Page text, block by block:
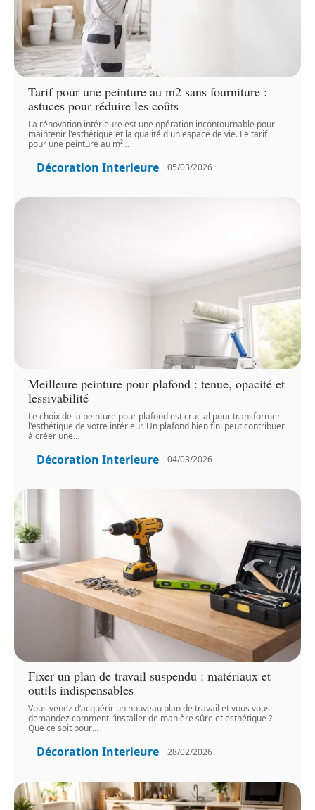
Tarif pour une peinture au m2 sans fourniture :
astuces pour réduire les coûts
La rénovation intérieure est une opération incontournable pour
maintenir l'esthétique et la qualité d'un espace de vie. Le tarif
pour une peinture au m²…
Décoration Interieure 05/03/2026
Meilleure peinture pour plafond : tenue, opacité et
lessivabilité
Le choix de la peinture pour plafond est crucial pour transformer
l'esthétique de votre intérieur. Un plafond bien fini peut contribuer
à créer une…
Décoration Interieure 04/03/2026
Fixer un plan de travail suspendu : matériaux et
outils indispensables
Vous venez d’acquérir un nouveau plan de travail et vous vous
demandez comment l’installer de manière sûre et esthétique ?
Que ce soit pour…
Décoration Interieure 28/02/2026